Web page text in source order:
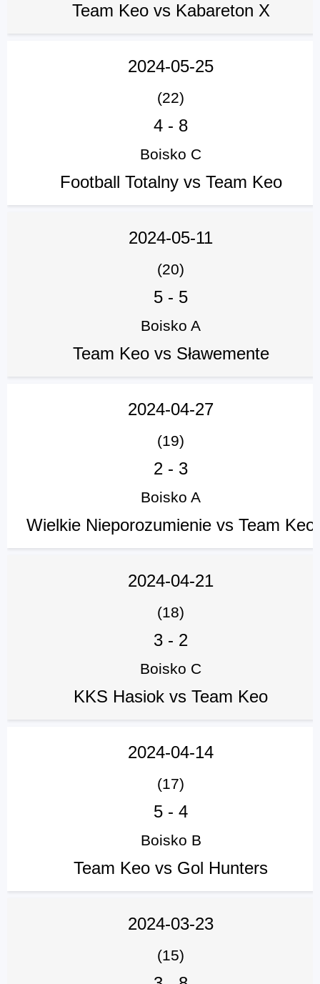
Team Keo vs Kabareton X
2024-05-25
(22)
4 - 8
Boisko C
Football Totalny vs Team Keo
2024-05-11
(20)
5 - 5
Boisko A
Team Keo vs Sławemente
2024-04-27
(19)
2 - 3
Boisko A
Wielkie Nieporozumienie vs Team Keo
2024-04-21
(18)
3 - 2
Boisko C
KKS Hasiok vs Team Keo
2024-04-14
(17)
5 - 4
Boisko B
Team Keo vs Gol Hunters
2024-03-23
(15)